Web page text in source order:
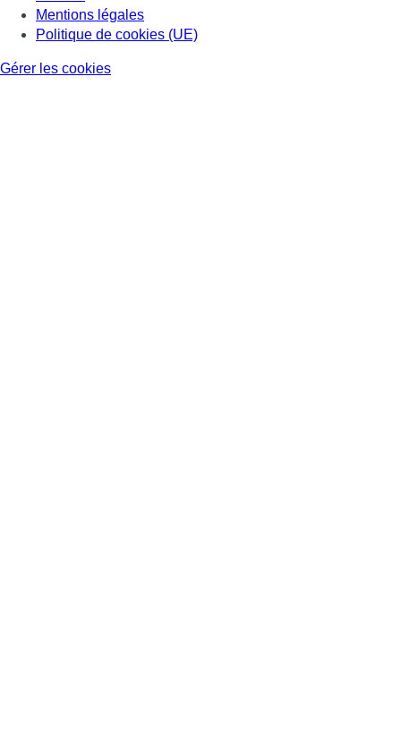
Mentions légales
Politique de cookies (UE)
Gérer les cookies